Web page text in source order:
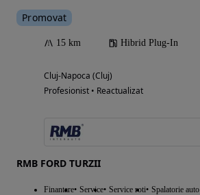
Promovat
15 km Hibrid Plug-In
Cluj-Napoca (Cluj)
Profesionist • Reactualizat
RMB FORD TURZII
Finantare Service Service roti Spalatorie auto